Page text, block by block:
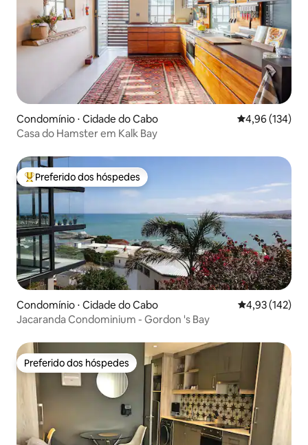
Condomínio ⋅ Cidade do Cabo 4,96 de uma
4,96 (134)
Casa do Hamster em Kalk Bay
Entre os melhores preferidos dos hóspedes
Preferido dos hóspedes
Condomínio ⋅ Cidade do Cabo 4,93 de uma
4,93 (142)
Jacaranda Condominium - Gordon 's Bay
Preferido dos hóspedes
Preferido dos hóspedes